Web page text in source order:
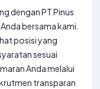
dengan PT Pinus
bersama kami.
posisi yang
sesuai
Anda melalui
transparan